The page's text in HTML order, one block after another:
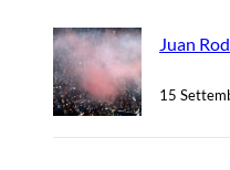
Juan
15